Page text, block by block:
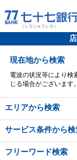
現在地から検索
電波の状況等により検
じる場合がございます。
エリアから検索
サービス条件から検
フリーワード検索